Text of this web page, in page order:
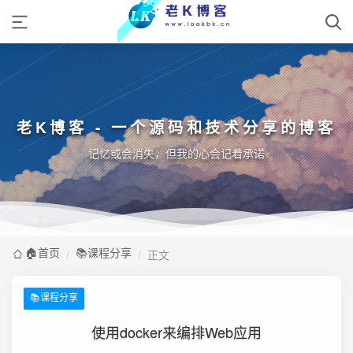
老K博客 - 一个源码和技术分享的博客
记忆或会消失，但我的心会记着承诺
🏠️首页 / 📚课程分享 / 正文
📚课程分享
使用docker来编排Web应用